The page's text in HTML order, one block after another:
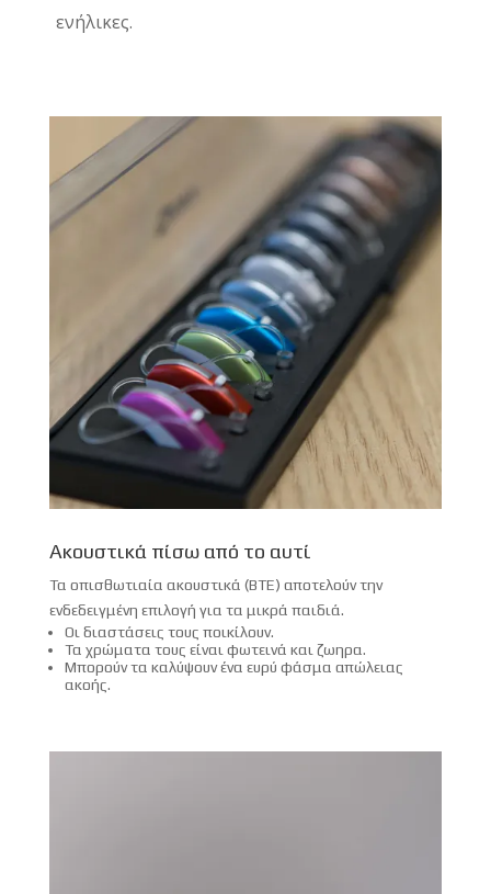
ενήλικες.
Ακουστικά πίσω από το αυτί
Τα οπισθωτιαία ακουστικά (ΒΤΕ) αποτελούν την
ενδεδειγμένη επιλογή για τα μικρά παιδιά.
Οι διαστάσεις τους ποικίλουν.
Τα χρώματα τους είναι φωτεινά και ζωηρα.
Μπορούν τα καλύψουν ένα ευρύ φάσμα απώλειας
ακοής.